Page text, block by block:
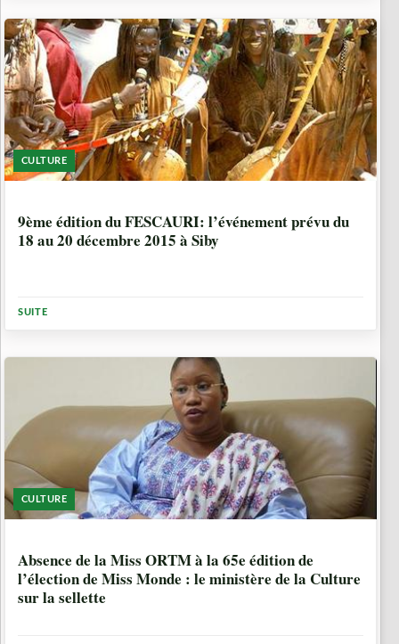
CULTURE
9ème édition du FESCAURI: l’événement prévu du
18 au 20 décembre 2015 à Siby
SUITE
CULTURE
Absence de la Miss ORTM à la 65e édition de
l’élection de Miss Monde : le ministère de la Culture
sur la sellette